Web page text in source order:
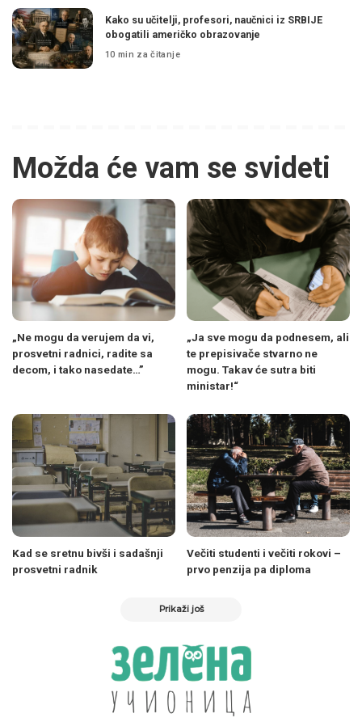
Kako su učitelji, profesori, naučnici iz SRBIJE
obogatili američko obrazovanje
10 min za čitanje
Možda će vam se svideti
„Ne mogu da verujem da vi,
prosvetni radnici, radite sa
decom, i tako nasedate…”
„Ja sve mogu da podnesem, ali
te prepisivače stvarno ne
mogu. Takav će sutra biti
ministar!“
Kad se sretnu bivši i sadašnji
prosvetni radnik
Večiti studenti i večiti rokovi –
prvo penzija pa diploma
Prikaži još